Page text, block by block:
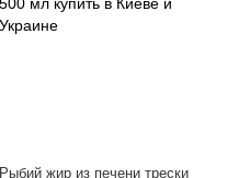
Рыбий жир из печени трески